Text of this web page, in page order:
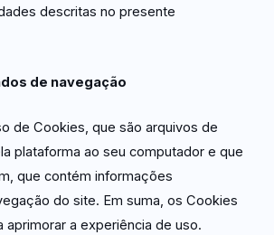
descritas no presente
de navegação
de Cookies, que são arquivos de
plataforma ao seu computador e que
que contém informações
do site. Em suma, os Cookies
aprimorar a experiência de uso.